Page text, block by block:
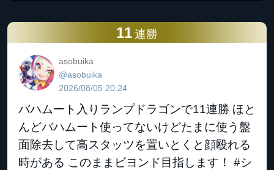
11 連勝
asobuika
@asobuika
2026/08/05 20:24
バハムート入りランプドラゴンで11連勝 ほと
んどバハムート使ってないけどたまに使う盤
面除去して高スタッツを置いとくと顔殴れる
時がある このままビヨンド目指します！ #シ